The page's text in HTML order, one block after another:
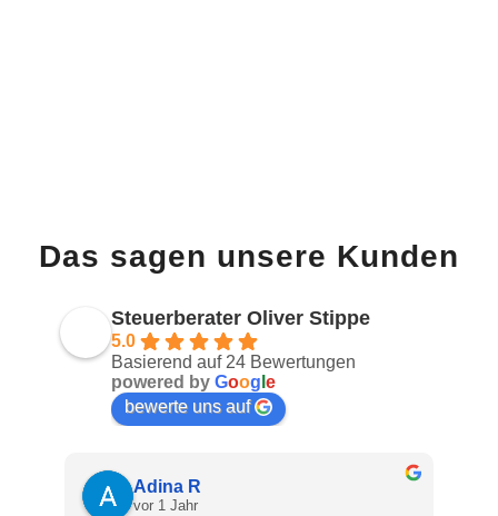
Das sagen unsere Kunden
Steuerberater Oliver Stippe
5.0
Basierend auf 24 Bewertungen
powered by Goog e
bewerte uns auf
Adina R
vor 1 Jahr